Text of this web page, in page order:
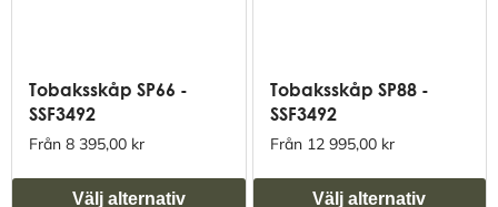
Tobaksskåp SP66 -
SSF3492
Från 8 395,00 kr
Välj alternativ
Tobaksskåp SP88 -
SSF3492
Från 12 995,00 kr
Välj alternativ